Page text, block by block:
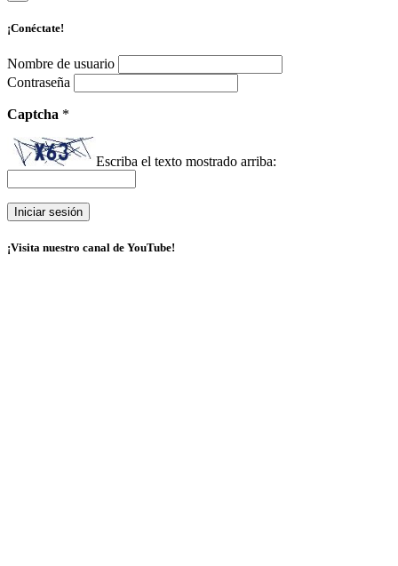
¡Conéctate!
Nombre de usuario
Contraseña
Captcha *
Escriba el texto mostrado arriba:
¡Visita nuestro canal de YouTube!